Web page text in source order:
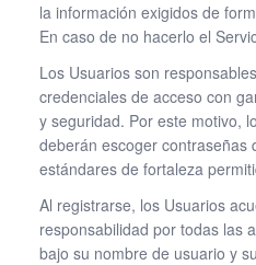
la información exigidos de
En caso de no hacerlo el
Los Usuarios son
credenciales de acceso con
y seguridad. Por este motivo,
deberán escoger contraseñas
estándares de fortaleza
Al registrarse, los Usuarios
responsabilidad por todas las
bajo su nombre de usuario y